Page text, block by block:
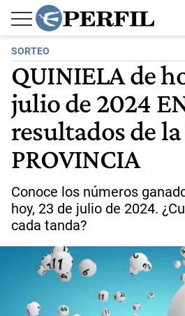
SORTEO
QUINIELA de
julio de 2024
resultados de
PROVINCIA
Conoce los números
hoy, 23 de julio de 2024.
cada tanda?